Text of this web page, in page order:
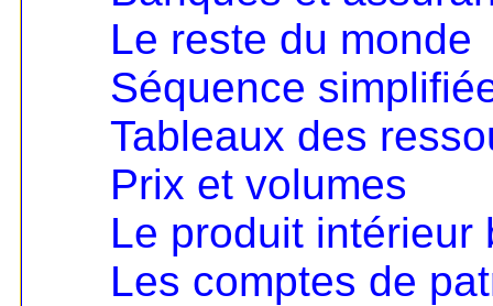
Le reste du monde
Séquence
Tableaux des
Prix et volumes
Le produit intérieur
Les comptes de